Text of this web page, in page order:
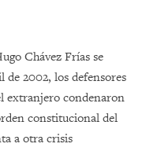
Chávez Frías se
de 2002, los defensores
extranjero condenaron
constitucional del
a otra crisis